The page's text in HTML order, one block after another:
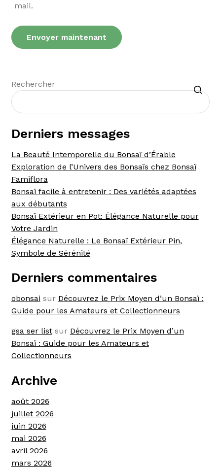
mail.
Rechercher
Recherche
Derniers messages
La Beauté Intemporelle du Bonsaï d’Érable
Exploration de l’Univers des Bonsaïs chez Bonsaï
Famiflora
Bonsaï facile à entretenir : Des variétés adaptées
aux débutants
Bonsaï Extérieur en Pot: Élégance Naturelle pour
Votre Jardin
Élégance Naturelle : Le Bonsaï Extérieur Pin,
Symbole de Sérénité
Derniers commentaires
obonsai sur Découvrez le Prix Moyen d’un Bonsaï :
Guide pour les Amateurs et Collectionneurs
gsa ser listsur Découvrez le Prix Moyen d’un
Bonsaï : Guide pour les Amateurs et
Collectionneurs
Archive
août 2026
juillet 2026
juin 2026
mai 2026
avril 2026
mars 2026